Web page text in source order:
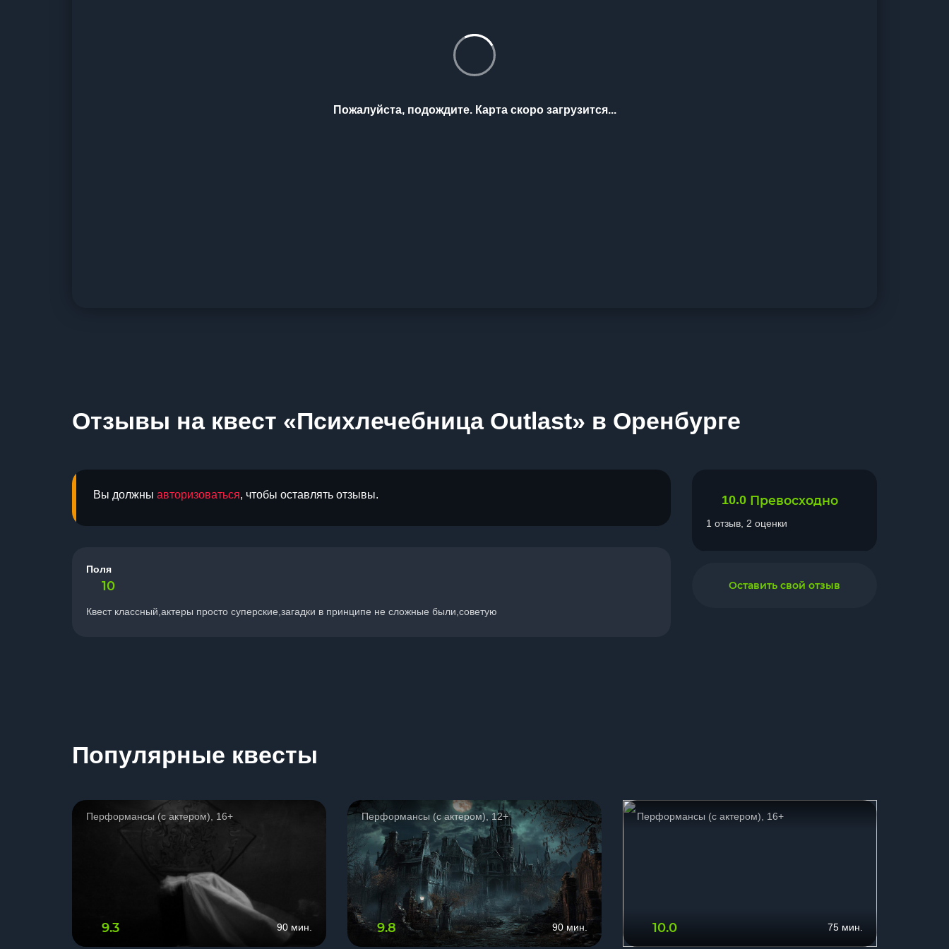
Пожалуйста, подождите. Карта скоро загрузится...
Отзывы на квест «Психлечебница Outlast» в Оренбурге
Вы должны авторизоваться, чтобы оставлять отзывы.
Поля
10
Квест классный,актеры просто суперские,загадки в принципе не сложные были,советую
10.0 Превосходно
1 отзыв, 2 оценки
Оставить свой отзыв
Популярные квесты
Перформансы (с актером), 16+
9.3 90 мин.
Перформансы (с актером), 12+
9.8 90 мин.
Перформансы (с актером), 16+
10.0 75 мин.